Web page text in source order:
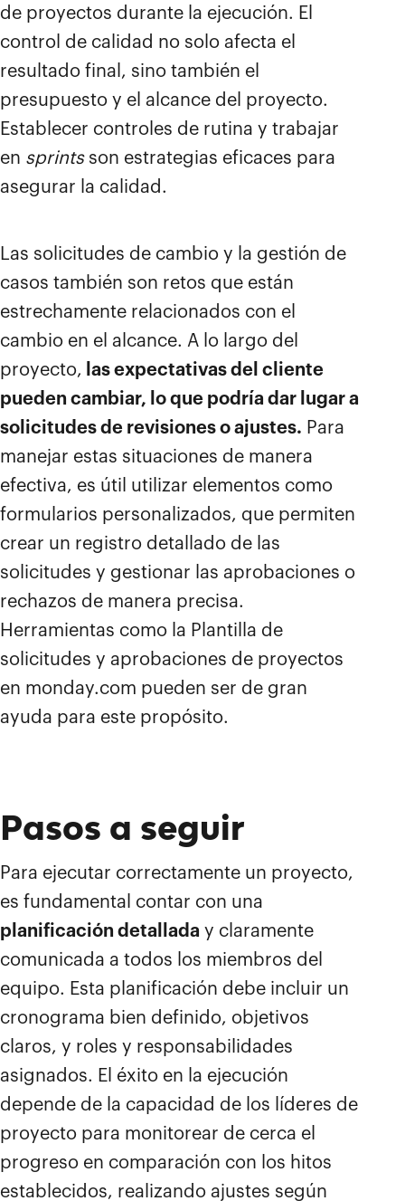
de proyectos durante la ejecución. El
control de calidad no solo afecta el
resultado final, sino también el
presupuesto y el alcance del proyecto.
Establecer controles de rutina y trabajar
en sprints son estrategias eficaces para
asegurar la calidad.
Las solicitudes de cambio y la gestión de
casos también son retos que están
estrechamente relacionados con el
cambio en el alcance. A lo largo del
proyecto, las expectativas del cliente
pueden cambiar, lo que podría dar lugar a
solicitudes de revisiones o ajustes. Para
manejar estas situaciones de manera
efectiva, es útil utilizar elementos como
formularios personalizados, que permiten
crear un registro detallado de las
solicitudes y gestionar las aprobaciones o
rechazos de manera precisa.
Herramientas como la Plantilla de
solicitudes y aprobaciones de proyectos
en monday.com pueden ser de gran
ayuda para este propósito.
Pasos a seguir
Para ejecutar correctamente un proyecto,
es fundamental contar con una
planificación detallada y claramente
comunicada a todos los miembros del
equipo. Esta planificación debe incluir un
cronograma bien definido, objetivos
claros, y roles y responsabilidades
asignados. El éxito en la ejecución
depende de la capacidad de los líderes de
proyecto para monitorear de cerca el
progreso en comparación con los hitos
establecidos, realizando ajustes según